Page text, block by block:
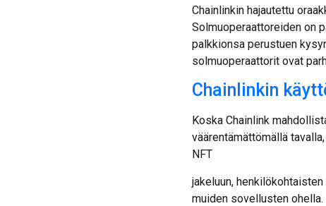
Chainlinkin hajautettu
Solmuoperaattoreiden on
palkkionsa perustuen
solmuoperaattorit ovat
Chainlinkin
Koska Chainlink
väärentämättömällä
NFT
jakeluun,
muiden sovellusten ohella.